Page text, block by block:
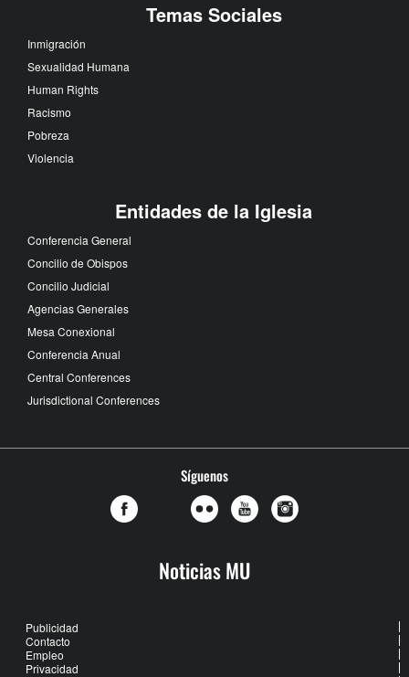
Temas Sociales
Inmigración
Sexualidad Humana
Human Rights
Racismo
Pobreza
Violencia
Entidades de la Iglesia
Conferencia General
Concilio de Obispos
Concilio Judicial
Agencias Generales
Mesa Conexional
Conferencia Anual
Central Conferences
Jurisdictional Conferences
Síguenos
Noticias MU
Publicidad
Contacto
Empleo
Privacidad